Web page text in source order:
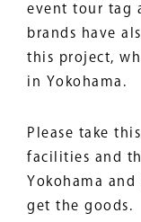
event tour tag
brands have
this project,
in Yokohama.
Please take
facilities and
Yokohama
get the goods.